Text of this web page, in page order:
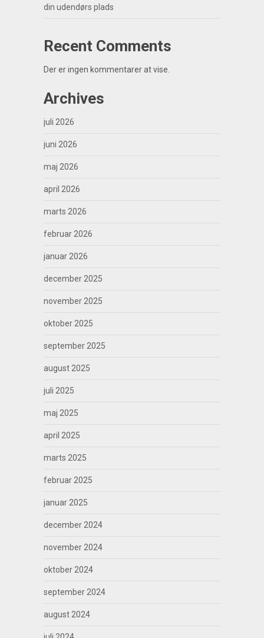
din udendørs plads
Recent Comments
Der er ingen kommentarer at vise.
Archives
juli 2026
juni 2026
maj 2026
april 2026
marts 2026
februar 2026
januar 2026
december 2025
november 2025
oktober 2025
september 2025
august 2025
juli 2025
maj 2025
april 2025
marts 2025
februar 2025
januar 2025
december 2024
november 2024
oktober 2024
september 2024
august 2024